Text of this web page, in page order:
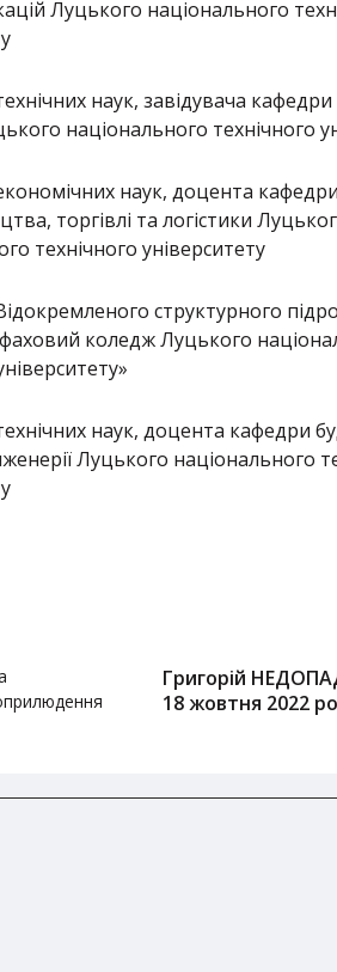
Луцького національного
наук, завідувача кафедри
національного технічного
наук, доцента кафедри
торгівлі та логістики
технічного університету
структурного
коледж Луцького
наук, доцента кафедри
Луцького національного
Григорій
18 жовтня 2022